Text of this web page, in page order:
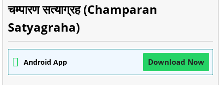
चम्पारण सत्याग्रह (Champaran
Satyagraha)
Android App Download Now